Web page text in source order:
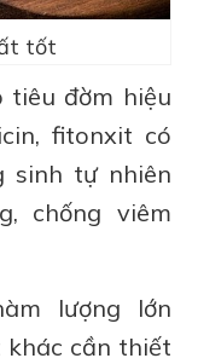
tốt
tiêu đờm hiệu
fitonxit có
sinh tự nhiên
chống viêm
lượng lớn
cần thiết